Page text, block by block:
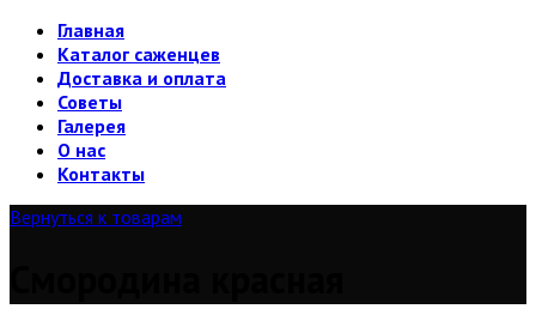
Главная
Каталог саженцев
Доставка и оплата
Советы
Галерея
О нас
Контакты
Вернуться к товарам